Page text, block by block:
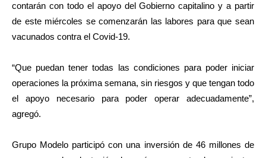
contarán con todo el apoyo del Gobierno capitalino y a partir
de este miércoles se comenzarán las labores para que sean
vacunados contra el Covid-19.
“Que puedan tener todas las condiciones para poder iniciar
operaciones la próxima semana, sin riesgos y que tengan todo
el apoyo necesario para poder operar adecuadamente”,
agregó.
Grupo Modelo participó con una inversión de 46 millones de